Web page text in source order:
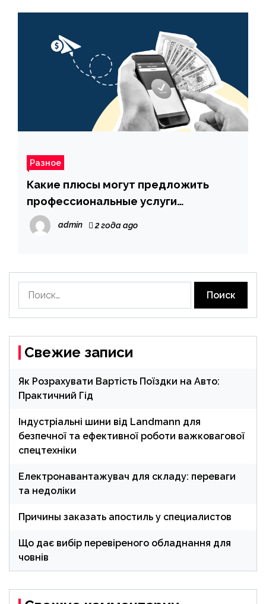
Разное
Какие плюсы могут предложить
профессиональные услуги
трансфера Киев-Варшава
admin 2 года ago
Свежие записи
Як Розрахувати Вартість Поїздки на Авто:
Практичний Гід
Індустріальні шини від Landmann для
безпечної та ефективної роботи важковагової
спецтехніки
Електронавантажувач для складу: переваги
та недоліки
Причины заказать апостиль у специалистов
Що дає вибір перевіреного обладнання для
човнів